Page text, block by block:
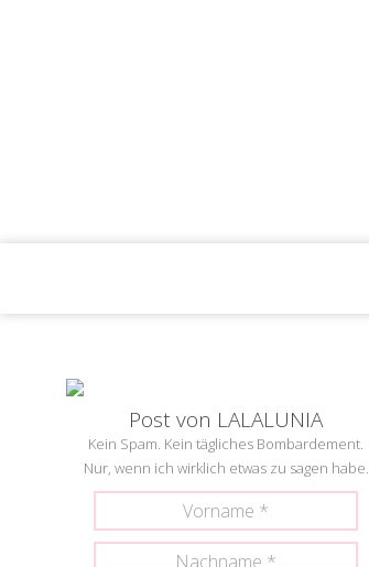
Post von LALALUNIA
Kein Spam. Kein tägliches Bombardement.
Nur, wenn ich wirklich etwas zu sagen habe.